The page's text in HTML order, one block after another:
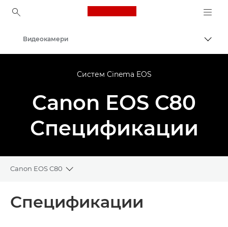
Canon Logo, back to
Видеокамери
Систем Cinema EOS
Canon EOS C80
Спецификации
Canon EOS C80
Toggle breadcrumbs
Спецификации